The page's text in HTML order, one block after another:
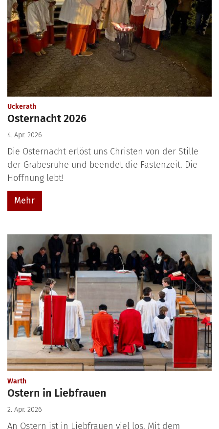
Uckerath:
Osternacht 2026
4. Apr. 2026
Die Osternacht erlöst uns Christen von der Stille
der Grabesruhe und beendet die Fastenzeit. Die
Hoffnung lebt!
Mehr
Warth:
Ostern in Liebfrauen
2. Apr. 2026
An Ostern ist in Liebfrauen viel los. Mit dem